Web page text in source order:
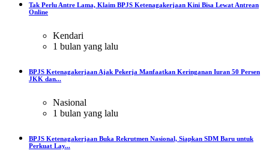
Tak Perlu Antre Lama, Klaim BPJS Ketenagakerjaan Kini Bisa Lewat Antrean
Online
Kendari
1 bulan yang lalu
BPJS Ketenagakerjaan Ajak Pekerja Manfaatkan Keringanan Iuran 50 Persen
JKK dan...
Nasional
1 bulan yang lalu
BPJS Ketenagakerjaan Buka Rekrutmen Nasional, Siapkan SDM Baru untuk
Perkuat Lay...